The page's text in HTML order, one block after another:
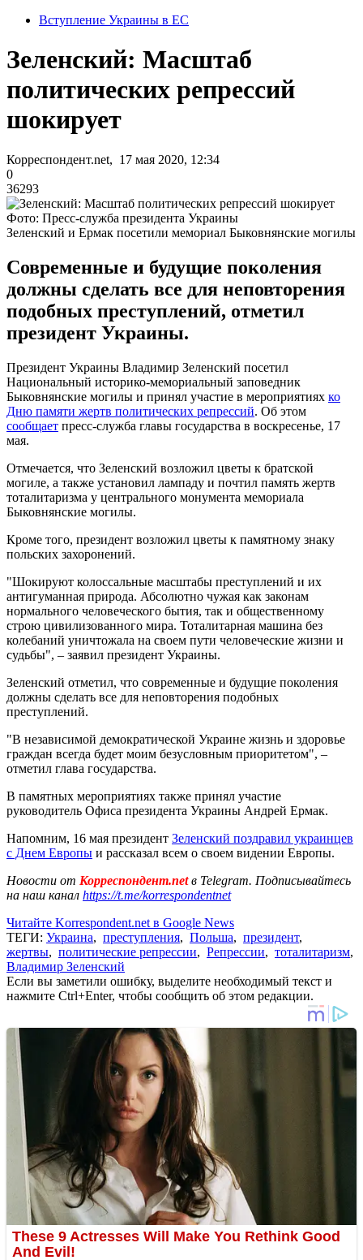
Вступление Украины в ЕС
Зеленский: Масштаб
политических репрессий
шокирует
Корреспондент.net, 17 мая 2020, 12:34
0
36293
Фото: Пресс-служба президента Украины
Зеленский и Ермак посетили мемориал Быковнянские могилы
Современные и будущие поколения
должны сделать все для неповторения
подобных преступлений, отметил
президент Украины.
Президент Украины Владимир Зеленский посетил
Национальный историко-мемориальный заповедник
Быковнянские могилы и принял участие в мероприятиях ко
Дню памяти жертв политических репрессий. Об этом
сообщает пресс-служба главы государства в воскресенье, 17
мая.
Отмечается, что Зеленский возложил цветы к братской
могиле, а также установил лампаду и почтил память жертв
тоталитаризма у центрального монумента мемориала
Быковнянские могилы.
Кроме того, президент возложил цветы к памятному знаку
польских захоронений.
"Шокируют колоссальные масштабы преступлений и их
антигуманная природа. Абсолютно чужая как законам
нормального человеческого бытия, так и общественному
строю цивилизованного мира. Тоталитарная машина без
колебаний уничтожала на своем пути человеческие жизни и
судьбы", – заявил президент Украины.
Зеленский отметил, что современные и будущие поколения
должны сделать все для неповторения подобных
преступлений.
"В независимой демократической Украине жизнь и здоровье
граждан всегда будет моим безусловным приоритетом", –
отметил глава государства.
В памятных мероприятиях также принял участие
руководитель Офиса президента Украины Андрей Ермак.
Напомним, 16 мая президент Зеленский поздравил украинцев
с Днем Европы и рассказал всем о своем видении Европы.
Новости от Корреспондент.netв Telegram. Подписывайтесь
на наш канал https://t.me/korrespondentnet
Читайте Korrespondent.net в Google News
ТЕГИ: Украина, преступления, Польша, президент,
жертвы, политические репрессии, Репрессии, тоталитаризм,
Владимир Зеленский
Если вы заметили ошибку, выделите необходимый текст и
нажмите Ctrl+Enter, чтобы сообщить об этом редакции.